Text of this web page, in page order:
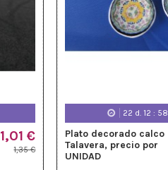
1,01 €
1,35 €
22 d. 12 :58
Plato decorado calco
Talavera, precio por
UNIDAD